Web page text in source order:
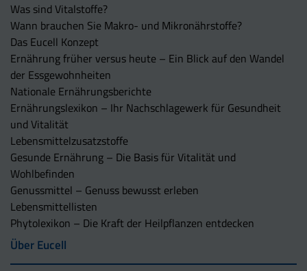
Was sind Vitalstoffe?
Wann brauchen Sie Makro- und Mikronährstoffe?
Das Eucell Konzept
Ernährung früher versus heute – Ein Blick auf den Wandel
der Essgewohnheiten
Nationale Ernährungsberichte
Ernährungslexikon – Ihr Nachschlagewerk für Gesundheit
und Vitalität
Lebensmittelzusatzstoffe
Gesunde Ernährung – Die Basis für Vitalität und
Wohlbefinden
Genussmittel – Genuss bewusst erleben
Lebensmittellisten
Phytolexikon – Die Kraft der Heilpflanzen entdecken
Über Eucell